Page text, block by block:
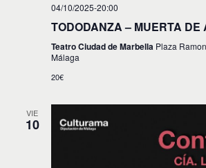
04/10/2025-20:00
TODODANZA – MUERTA DE
Teatro Ciudad de Marbella Plaza
Málaga
20€
VIE
10